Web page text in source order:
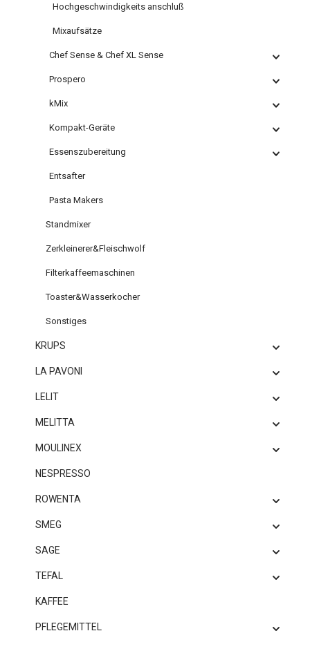
Hochgeschwindigkeits anschluß
Mixaufsätze
Chef Sense & Chef XL Sense
Prospero
kMix
Kompakt-Geräte
Essenszubereitung
Entsafter
Pasta Makers
Standmixer
Zerkleinerer&Fleischwolf
Filterkaffeemaschinen
Toaster&Wasserkocher
Sonstiges
KRUPS
LA PAVONI
LELIT
MELITTA
MOULINEX
NESPRESSO
ROWENTA
SMEG
SAGE
TEFAL
KAFFEE
PFLEGEMITTEL